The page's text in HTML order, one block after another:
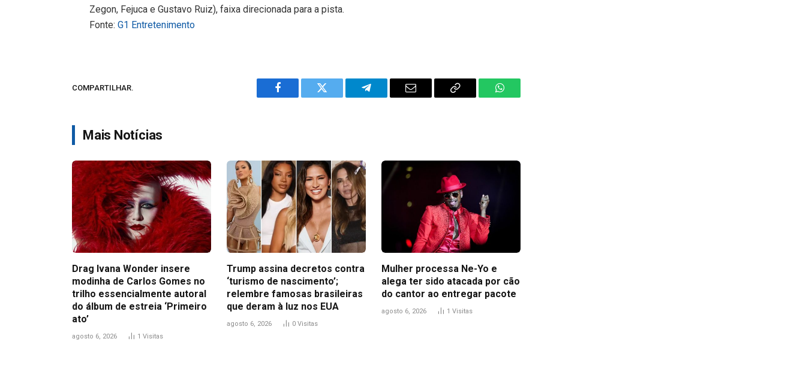
Zegon, Fejuca e Gustavo Ruiz), faixa direcionada para a pista.
Fonte:G1 Entretenimento
COMPARTILHAR.
Facebook Twitter Telegram Email
Copy
WhatsApp
Mais Notícias
Drag Ivana Wonder insere
modinha de Carlos Gomes no
trilho essencialmente autoral
do álbum de estreia ‘Primeiro
ato’
agosto 6, 2026 1 Visitas
Trump assina decretos contra
‘turismo de nascimento’;
relembre famosas brasileiras
que deram à luz nos EUA
agosto 6, 2026 0 Visitas
Mulher processa Ne-Yo e
alega ter sido atacada por cão
do cantor ao entregar pacote
agosto 6, 2026 1 Visitas